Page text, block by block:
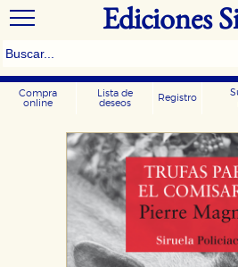
Ediciones
Compra
online
Lista de
deseos
Registro